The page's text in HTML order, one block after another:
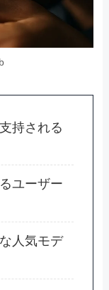
持される
ユーザー
人気モデ